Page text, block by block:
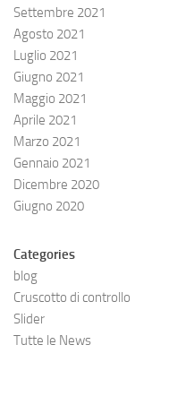
Settembre 2021
Agosto 2021
Luglio 2021
Giugno 2021
Maggio 2021
Aprile 2021
Marzo 2021
Gennaio 2021
Dicembre 2020
Giugno 2020
Categories
blog
Cruscotto di controllo
Slider
Tutte le News